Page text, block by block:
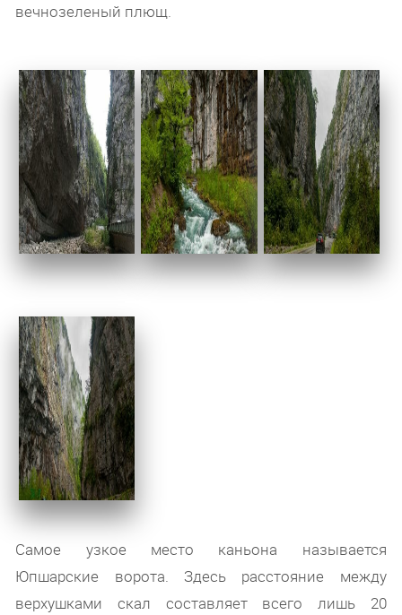
вечнозеленый плющ.
Самое узкое место каньона называется
Юпшарские ворота. Здесь расстояние между
верхушками скал составляет всего лишь 20